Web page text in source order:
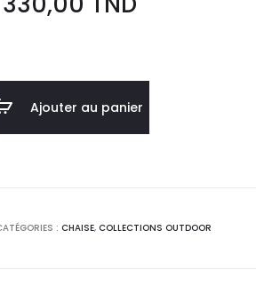
Ajouter au panier
: CHAISE, COLLECTIONS OUTDOOR